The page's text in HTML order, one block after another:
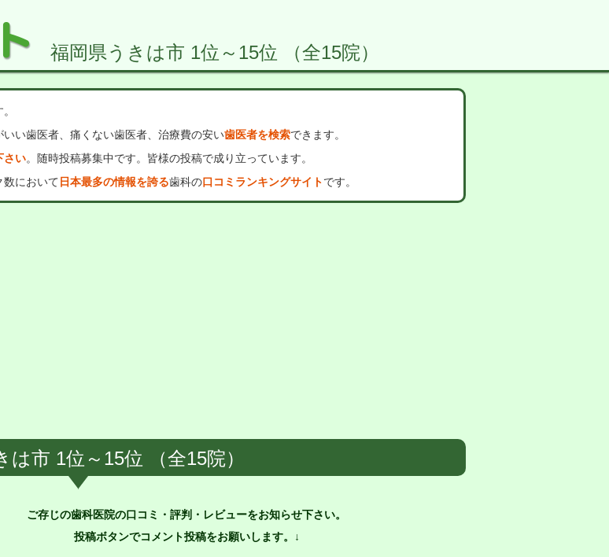
福岡県うきは市 1位～15位 （全15院）
い歯医者、痛くない歯医者、治療費の安い歯医者を検索できます。
さい。随時投稿募集中です。皆様の投稿で成り立っています。
数において 日本最多の情報を誇る歯科の口コミランキングサイトです。
は市 1位～15位 （全15院）
ご存じの歯科医院の口コミ・評判・レビューをお知らせ下さい。
投稿ボタンでコメント投稿をお願いします。↓